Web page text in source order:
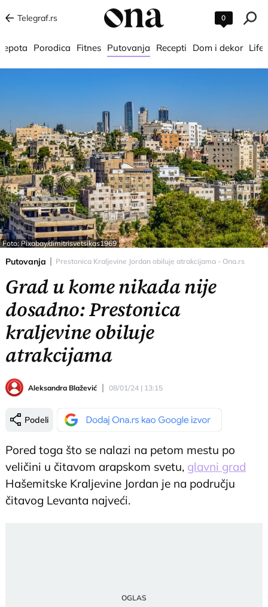
Telegraf.rs 0
Porodica Fitnes Putovanja Recepti Dom i dekor
Foto: Pixabay/dimitrisvetsikas1969
Putovanja Prestonica Kraljevine Jordan obiluje atrakcijama - Ona.rs
Grad u kome nikada nije
dosadno: Prestonica
kraljevine obiluje
atrakcijama
Aleksandra Blažević 08/01/24 | 13:15
Podeli
Pored toga što se nalazi na petom mestu po
veličini u čitavom arapskom svetu, glavni grad
Hašemitske Kraljevine Jordan je na području
čitavog Levanta najveći.